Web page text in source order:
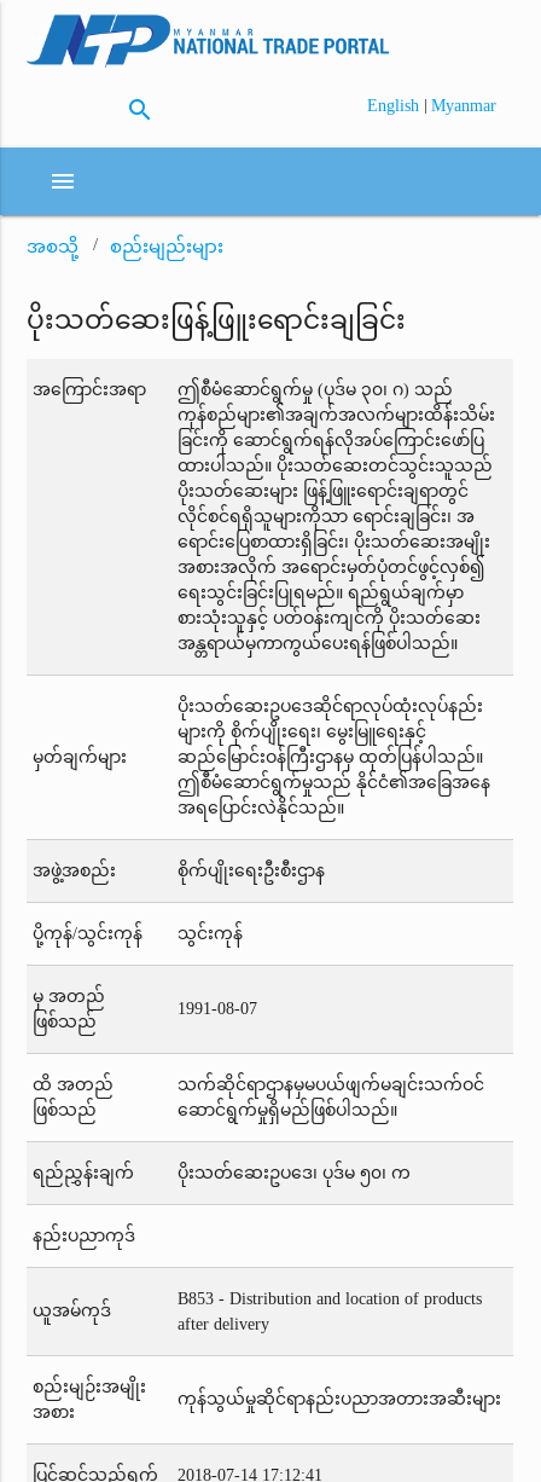
search English | Myanmar
menu
အစသို့ စည်းမျည်းများ
ပိုးသတ်ဆေးဖြန့်ဖြူးရောင်းချခြင်း
အကြောင်းအရာ
ဤစီမံဆောင်ရွက်မှု (ပုဒ်မ ၃၀၊ ဂ) သည်
ကုန်စည်များ၏အချက်အလက်များထိန်းသိမ်း
ခြင်းကို ဆောင်ရွက်ရန်လိုအပ်ကြောင်းဖော်ပြ
ထားပါသည်။ ပိုးသတ်ဆေးတင်သွင်းသူသည်
ပိုးသတ်ဆေးများ ဖြန့်ဖြူးရောင်းချရာတွင်
လိုင်စင်ရရှိသူများကိုသာ ရောင်းချခြင်း၊ အ
ရောင်းပြေစာထားရှိခြင်း၊ ပိုးသတ်ဆေးအမျိုး
အစားအလိုက် အရောင်းမှတ်ပုံတင်ဖွင့်လှစ်၍
ရေးသွင်းခြင်းပြုရမည်။ ရည်ရွယ်ချက်မှာ
စားသုံးသူနှင့် ပတ်ဝန်းကျင်ကို ပိုးသတ်ဆေး
အန္တရာယ်မှကာကွယ်ပေးရန်ဖြစ်ပါသည်။
မှတ်ချက်များ
ပိုးသတ်ဆေးဥပဒေဆိုင်ရာလုပ်ထုံးလုပ်နည်း
များကို စိုက်ပျိုးရေး၊ မွေးမြူရေးနှင့်
ဆည်မြောင်းဝန်ကြီးဌာနမှ ထုတ်ပြန်ပါသည်။
ဤစီမံဆောင်ရွက်မှုသည် နိုင်ငံ၏အခြေအနေ
အရပြောင်းလဲနိုင်သည်။
အဖွဲ့အစည်း စိုက်ပျိုးရေးဦးစီးဌာန
ပို့ကုန်/သွင်းကုန် သွင်းကုန်
မှ အတည်
ဖြစ်သည်
1991-08-07
ထိ အတည်
ဖြစ်သည်
သက်ဆိုင်ရာဌာနမှမပယ်ဖျက်မချင်းသက်ဝင်
ဆောင်ရွက်မှုရှိမည်ဖြစ်ပါသည်။
ရည်ညွှန်းချက် ပိုးသတ်ဆေးဥပဒေ၊ ပုဒ်မ ၅၀၊ က
နည်းပညာကုဒ်
ယူအမ်ကုဒ်
B853 - Distribution and location of products
after delivery
စည်းမျဉ်းအမျိုး
အစား
ကုန်သွယ်မှုဆိုင်ရာနည်းပညာအတားအဆီးများ
ပြင်ဆင်သည့်ရက် 2018-07-14 17:12:41